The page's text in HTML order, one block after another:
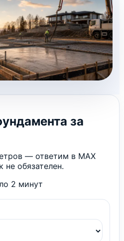
за
— ответим в MAX
не обязателен.
2 минут